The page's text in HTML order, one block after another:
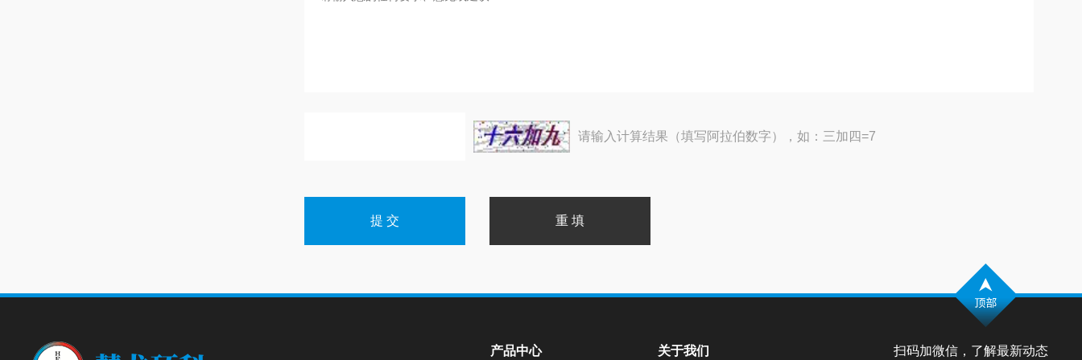
请输入计算结果（填写阿拉伯数字），如：三加四=7
扫码加微信，了解最新动态
产品中心 关于我们